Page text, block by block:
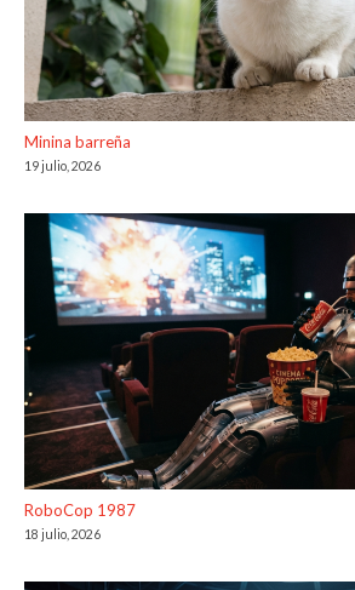
Minina barreña
19 julio, 2026
RoboCop 1987
18 julio, 2026